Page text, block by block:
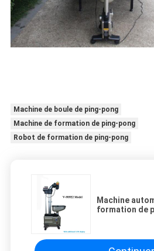
Machine de boule de ping-pong
Machine de formation de ping-pong
Robot de formation de ping-pong
Machine
formation de